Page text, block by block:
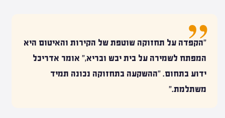
"הקפדה על תחזוקה שוטפת של הקירות והאיטום היא
המפתח לשמירה על בית יבש ובריא," אומר אדריכל
ידוע בתחום. "ההשקעה בתחזוקה נכונה תמיד
משתלמת."